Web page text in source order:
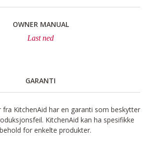
OWNER MANUAL
Last ned
GARANTI
fra KitchenAid har en garanti som beskytter
KitchenAid kan ha spesifikke
for enkelte produkter.